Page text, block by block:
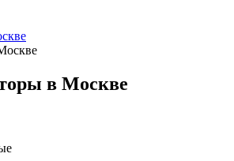
в Москве